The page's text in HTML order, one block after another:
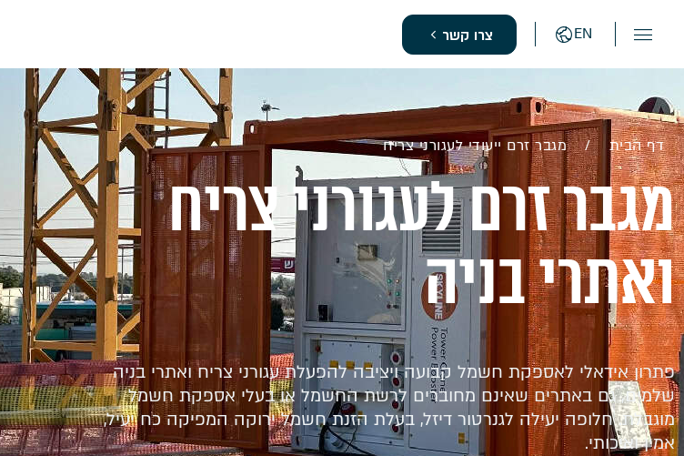
EN צרו קשר
דף הבית / מגבר זרם ייעודי לעגורני צריח
מגבר זרם לעגורני צריח
ואתרי בניה
פתרון אידאלי לאספקת חשמל קבועה ויציבה להפעלת עגורני צריח ואתרי בניה
שלמים, גם באתרים שאינם מחוברים לרשת החשמל או בעלי אספקת חשמל
מוגבלת. חלופה יעילה לגנרטור דיזל, בעלת הזנת חשמל ירוקה המפיקה כח יעיל,
אמין ואיכותי.